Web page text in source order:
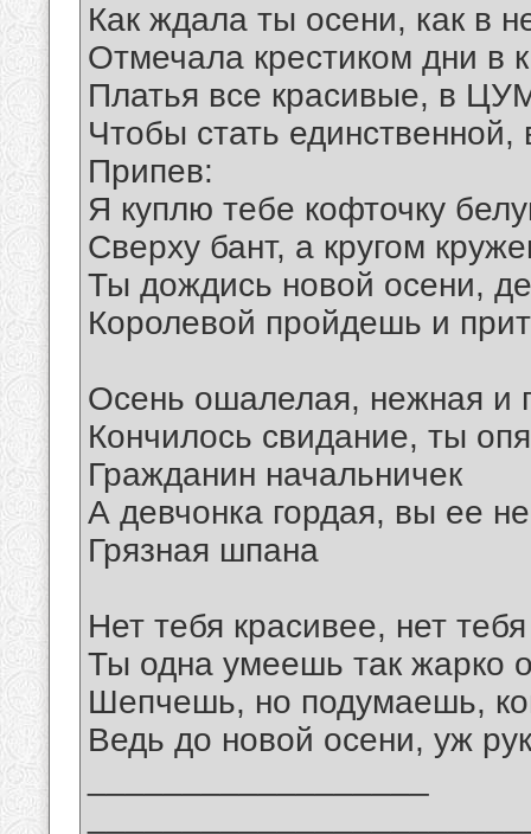
Как ждала ты осени, как в
Отмечала крестиком дни в
Платья все красивые, в
Чтобы стать единственной,
Припев:
Я куплю тебе кофточку
Сверху бант, а кругом
Ты дождись новой осени,
Королевой пройдешь и
Осень ошалелая, нежная и
Кончилось свидание, ты
Гражданин начальничек
А девчонка гордая, вы ее
Грязная шпана
Нет тебя красивее, нет
Ты одна умеешь так жарко
Шепчешь, но подумаешь,
Ведь до новой осени, уж